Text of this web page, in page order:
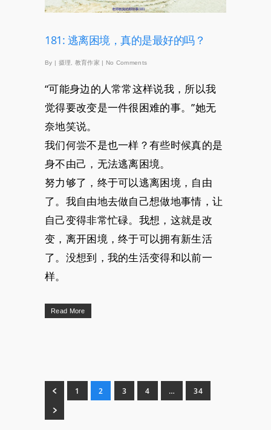
181: 逃离困境，真的是最好的吗？
By | 摄理 教育作家 | No Comments
“可能身边的人常常这样说我，所以我
觉得要改变是一件很困难的事。”她无
奈地笑说。
我们何尝不是也一样？有些时候真的是
身不由己，无法逃离困境。
努力够了，终于可以逃离困境，自由
了。我自由地去做自己想做地事情，让
自己变得非常忙碌。我想，这就是改
变，离开困境，终于可以拥有新生活
了。没想到，我的生活变得和以前一
样。
Read More
1 2 3 4 … 34